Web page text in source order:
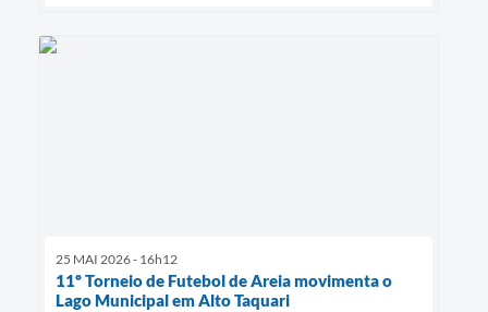
25 MAI 2026 - 16h12
11º Torneio de Futebol de Areia movimenta o
Lago Municipal em Alto Taquari